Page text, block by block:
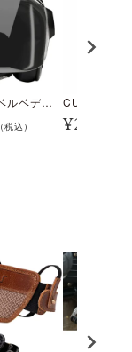
ミュンヘン（ベルベデーレ）
(税込) ¥28,600